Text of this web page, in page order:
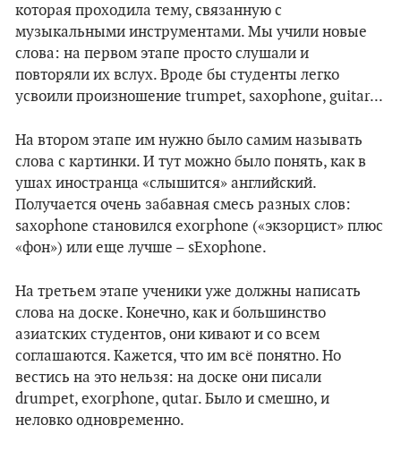
которая проходила тему, связанную с
музыкальными инструментами. Мы учили новые
слова: на первом этапе просто слушали и
повторяли их вслух. Вроде бы студенты легко
усвоили произношение trumpet, saxophone, guitar...
На втором этапе им нужно было самим называть
слова с картинки. И тут можно было понять, как в
ушах иностранца «слышится» английский.
Получается очень забавная смесь разных слов:
saxophone становился exorphone («экзорцист» плюс
«фон») или еще лучше – sExophone.
На третьем этапе ученики уже должны написать
слова на доске. Конечно, как и большинство
азиатских студентов, они кивают и со всем
соглашаются. Кажется, что им всё понятно. Но
вестись на это нельзя: на доске они писали
drumpet, exorphone, qutar. Было и смешно, и
неловко одновременно.